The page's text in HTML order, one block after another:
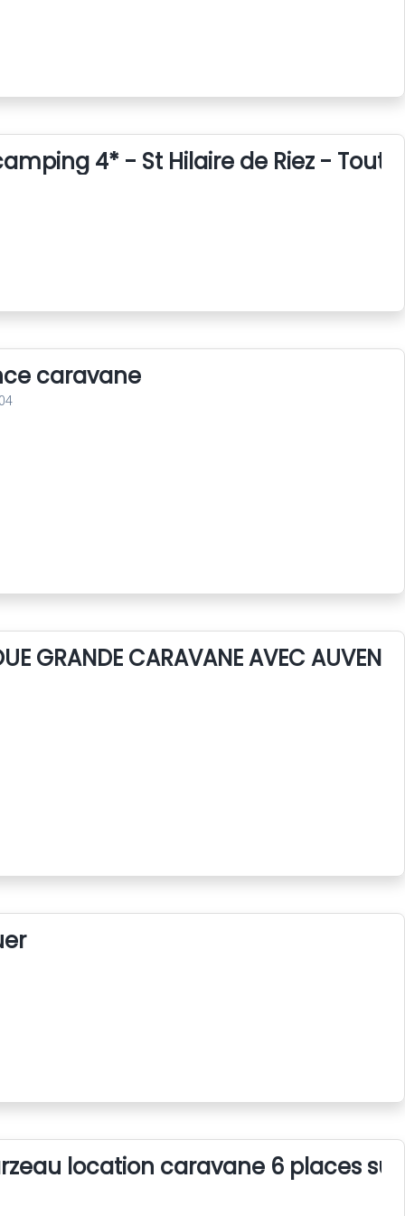
4* - St Hilaire de Riez - Tout
caravane
GRANDE CARAVANE AVEC AUVENT
location caravane 6 places